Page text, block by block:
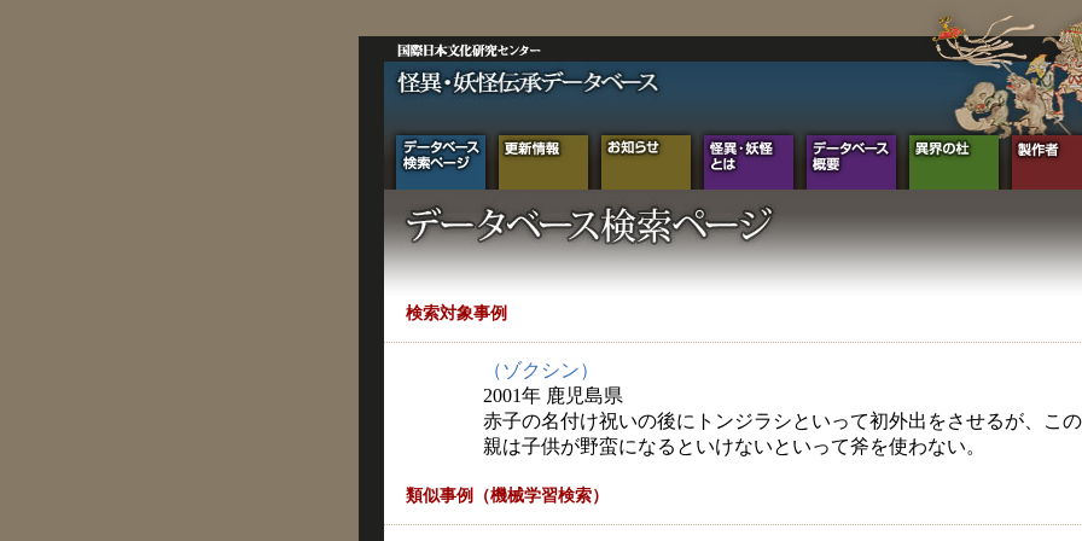
検索対象事例
（ゾクシン）
2001年 鹿児島県
赤子の名付け祝いの後にトンジラシといって初外出をさせるが、こ
親は子供が野蛮になるといけないといって斧を使わない。
類似事例（機械学習検索）